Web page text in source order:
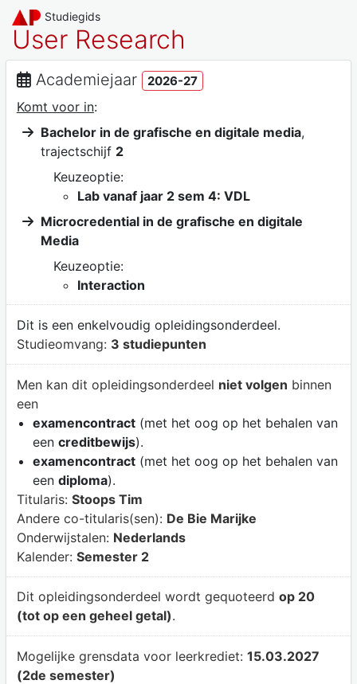
Studiegids
User Research
Academiejaar 2026-27
Komt voor in:
Bachelor in de grafische en digitale media,
trajectschijf 2
Keuzeoptie:
Lab vanaf jaar 2 sem 4: VDL
Microcredential in de grafische en digitale
Media
Keuzeoptie:
Interaction
Dit is een enkelvoudig opleidingsonderdeel.
Studieomvang: 3 studiepunten
Men kan dit opleidingsonderdeel niet volgen binnen
een
examencontract(met het oog op het behalen van
een creditbewijs).
examencontract(met het oog op het behalen van
een diploma).
Titularis: Stoops Tim
Andere co-titularis(sen): De Bie Marijke
Onderwijstalen: Nederlands
Kalender: Semester 2
Dit opleidingsonderdeel wordt gequoteerd op 20
(tot op een geheel getal).
Mogelijke grensdata voor leerkrediet: 15.03.2027
(2de semester)